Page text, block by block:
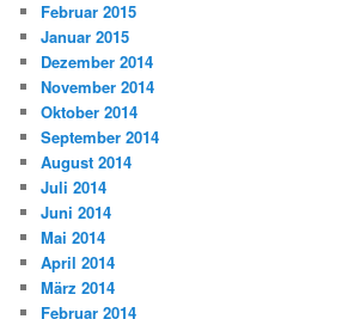
Februar 2015
Januar 2015
Dezember 2014
November 2014
Oktober 2014
September 2014
August 2014
Juli 2014
Juni 2014
Mai 2014
April 2014
März 2014
Februar 2014